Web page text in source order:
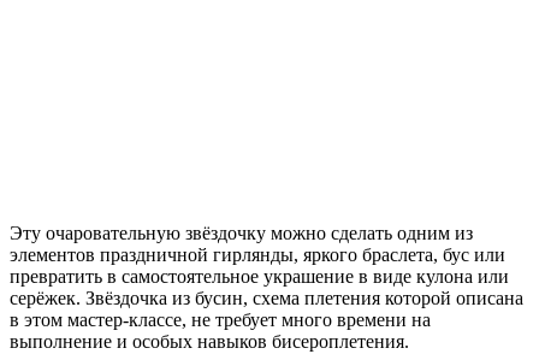
Эту очаровательную звёздочку можно сделать одним из
элементов праздничной гирлянды, яркого браслета, бус или
превратить в самостоятельное украшение в виде кулона или
серёжек. Звёздочка из бусин, схема плетения которой описана
в этом мастер-классе, не требует много времени на
выполнение и особых навыков бисероплетения.